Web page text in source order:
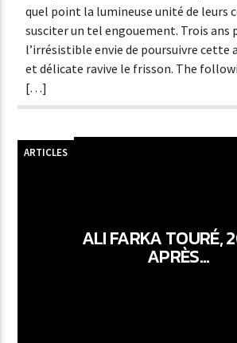
quel point la lumineuse unité de leurs
susciter un tel engouement. Trois ans
l’irrésistible envie de poursuivre cette
et délicate ravive le frisson. The
[…]
ARTICLES
ALI FARKA TOURÉ,
APRÈS…